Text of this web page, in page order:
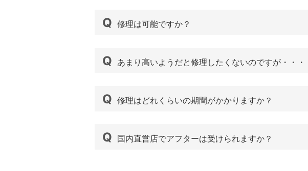
修理は可能ですか？
あまり高いようだと修理したくないのですが・・・
修理はどれくらいの期間がかかりますか？
国内直営店でアフターは受けられますか？